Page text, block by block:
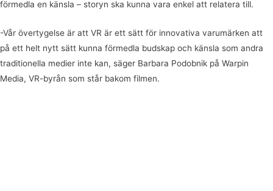
förmedla en känsla – storyn ska kunna vara enkel att relatera till.
-Vår övertygelse är att VR är ett sätt för innovativa varumärken att
på ett helt nytt sätt kunna förmedla budskap och känsla som andra
traditionella medier inte kan, säger Barbara Podobnik på Warpin
Media, VR-byrån som står bakom filmen.